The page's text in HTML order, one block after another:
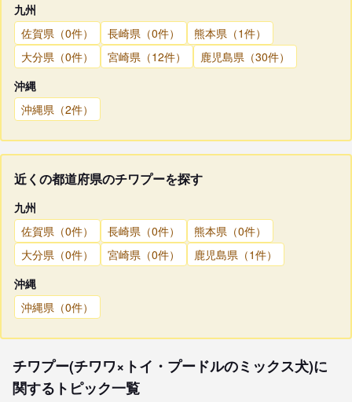
九州
佐賀県（0件）
長崎県（0件）
熊本県（1件）
大分県（0件）
宮崎県（12件）
鹿児島県（30件）
沖縄
沖縄県（2件）
近くの都道府県のチワプーを探す
九州
佐賀県（0件）
長崎県（0件）
熊本県（0件）
大分県（0件）
宮崎県（0件）
鹿児島県（1件）
沖縄
沖縄県（0件）
チワプー(チワワ×トイ・プードルのミックス犬)に
関するトピック一覧